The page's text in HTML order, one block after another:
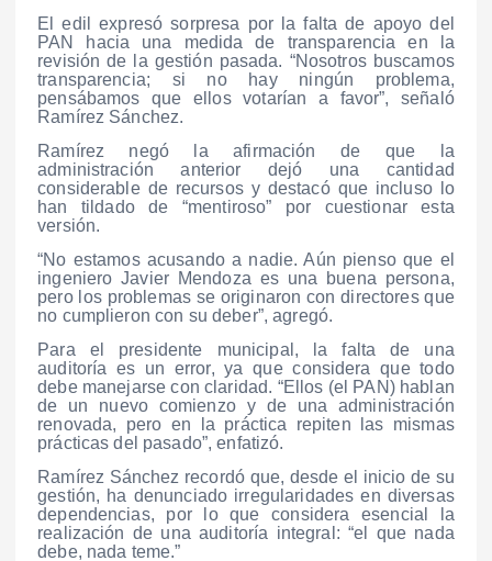
El edil expresó sorpresa por la falta de apoyo del
PAN hacia una medida de transparencia en la
revisión de la gestión pasada. “Nosotros buscamos
transparencia; si no hay ningún problema,
pensábamos que ellos votarían a favor”, señaló
Ramírez Sánchez.
Ramírez negó la afirmación de que la
administración anterior dejó una cantidad
considerable de recursos y destacó que incluso lo
han tildado de “mentiroso” por cuestionar esta
versión.
“No estamos acusando a nadie. Aún pienso que el
ingeniero Javier Mendoza es una buena persona,
pero los problemas se originaron con directores que
no cumplieron con su deber”, agregó.
Para el presidente municipal, la falta de una
auditoría es un error, ya que considera que todo
debe manejarse con claridad. “Ellos (el PAN) hablan
de un nuevo comienzo y de una administración
renovada, pero en la práctica repiten las mismas
prácticas del pasado”, enfatizó.
Ramírez Sánchez recordó que, desde el inicio de su
gestión, ha denunciado irregularidades en diversas
dependencias, por lo que considera esencial la
realización de una auditoría integral: “el que nada
debe, nada teme.”